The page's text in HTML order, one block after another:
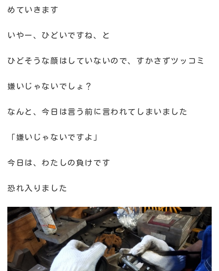
めていきます
いやー、ひどいですね、と
ひどそうな顔はしていないので、すかさずツッコミ
嫌いじゃないでしょ？
なんと、今日は言う前に言われてしまいました
「嫌いじゃないですよ」
今日は、わたしの負けです
恐れ入りました